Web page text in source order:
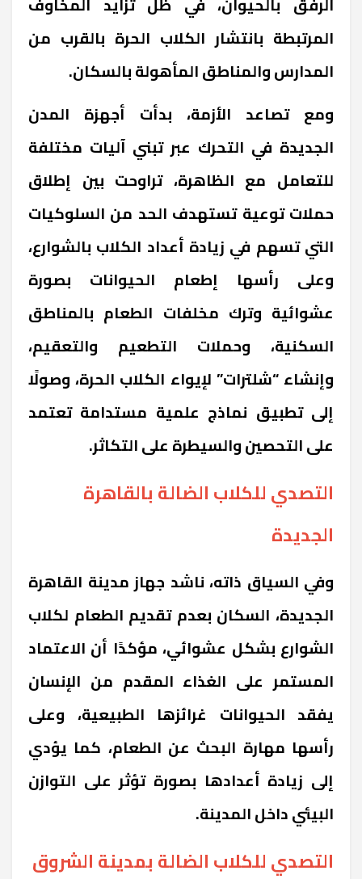
المرتبطة بانتشار الكلاب الحرة بالقرب من
المدارس والمناطق المأهولة بالسكان.
ومع تصاعد الأزمة، بدأت أجهزة المدن
الجديدة في التحرك عبر تبني آليات مختلفة
للتعامل مع الظاهرة، تراوحت بين إطلاق
حملات توعية تستهدف الحد من السلوكيات
التي تسهم في زيادة أعداد الكلاب بالشوارع،
وعلى رأسها إطعام الحيوانات بصورة
عشوائية وترك مخلفات الطعام بالمناطق
السكنية، وحملات التطعيم والتعقيم،
وإنشاء “شلترات” لإيواء الكلاب الحرة، وصولًا
إلى تطبيق نماذج علمية مستدامة تعتمد
على التحصين والسيطرة على التكاثر.
التصدي للكلاب الضالة بالقاهرة
الجديدة
وفي السياق ذاته، ناشد جهاز مدينة القاهرة
الجديدة، السكان بعدم تقديم الطعام لكلاب
الشوارع بشكل عشوائي، مؤكدًا أن الاعتماد
المستمر على الغذاء المقدم من الإنسان
يفقد الحيوانات غرائزها الطبيعية، وعلى
رأسها مهارة البحث عن الطعام، كما يؤدي
إلى زيادة أعدادها بصورة تؤثر على التوازن
البيئي داخل المدينة.
التصدي للكلاب الضالة بمدينة الشروق